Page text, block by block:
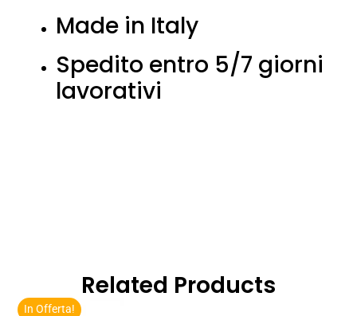
Made in Italy
Spedito entro 5/7 giorni
lavorativi
Related Products
In Offerta!